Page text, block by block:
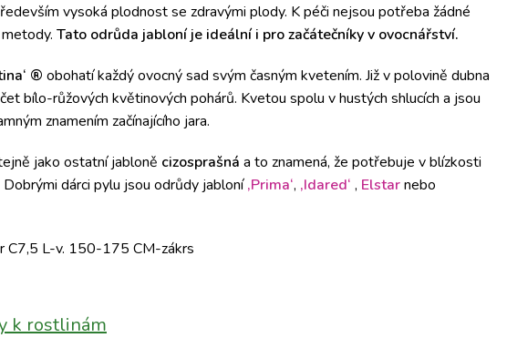
vysoká plodnost se zdravými plody. K péči nejsou potřeba žádné
Tato odrůda jabloní je ideální i pro začátečníky v ovocnářství.
® obohatí každý ovocný sad svým časným kvetením. Již v polovině dubna
bílo-růžových květinových pohárů. Kvetou spolu v hustých shlucích a jsou
znamením začínajícího jara.
jako ostatní jabloně cizosprašná a to znamená, že potřebuje v blízkosti
Dobrými dárci pylu jsou odrůdy jabloní‚Prima‘, ‚Idared‘ , Elstarnebo
C7,5 L-v. 150-175 CM-zákrs
k rostlinám